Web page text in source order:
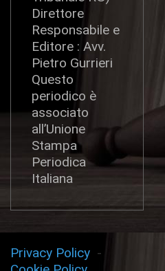
Direttore
Responsabile e
Editore : Avv.
Pietro Gurrieri
Questo
periodico è
associato
all’Unione
Stampa
Periodica
Italiana
Privacy Policy -